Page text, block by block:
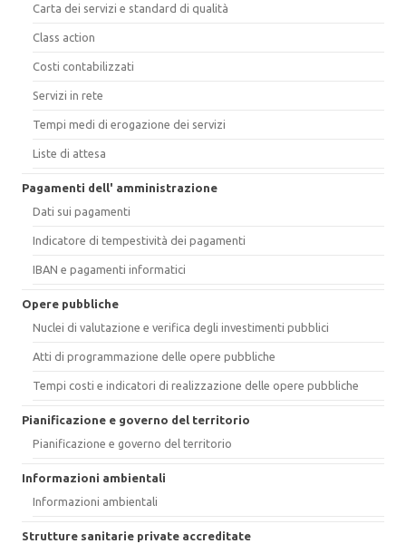
Carta dei servizi e standard di qualità
Class action
Costi contabilizzati
Servizi in rete
Tempi medi di erogazione dei servizi
Liste di attesa
Pagamenti dell' amministrazione
Dati sui pagamenti
Indicatore di tempestività dei pagamenti
IBAN e pagamenti informatici
Opere pubbliche
Nuclei di valutazione e verifica degli investimenti pubblici
Atti di programmazione delle opere pubbliche
Tempi costi e indicatori di realizzazione delle opere pubbliche
Pianificazione e governo del territorio
Pianificazione e governo del territorio
Informazioni ambientali
Informazioni ambientali
Strutture sanitarie private accreditate